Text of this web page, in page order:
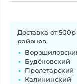
Доставка от
районов:
Будёновский
Пролетарский
Калининский